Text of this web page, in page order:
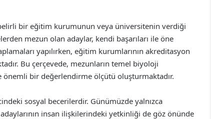
bir eğitim kurumunun veya üniversitenin verdiği
mezun olan adaylar, kendi başarıları ile öne
yapılırken, eğitim kurumlarının akreditasyon
Bu çerçevede, mezunların temel biyoloji
bir değerlendirme ölçütü oluşturmaktadır.
sosyal becerilerdir. Günümüzde yalnızca
insan ilişkilerindeki yetkinliği de göz önünde